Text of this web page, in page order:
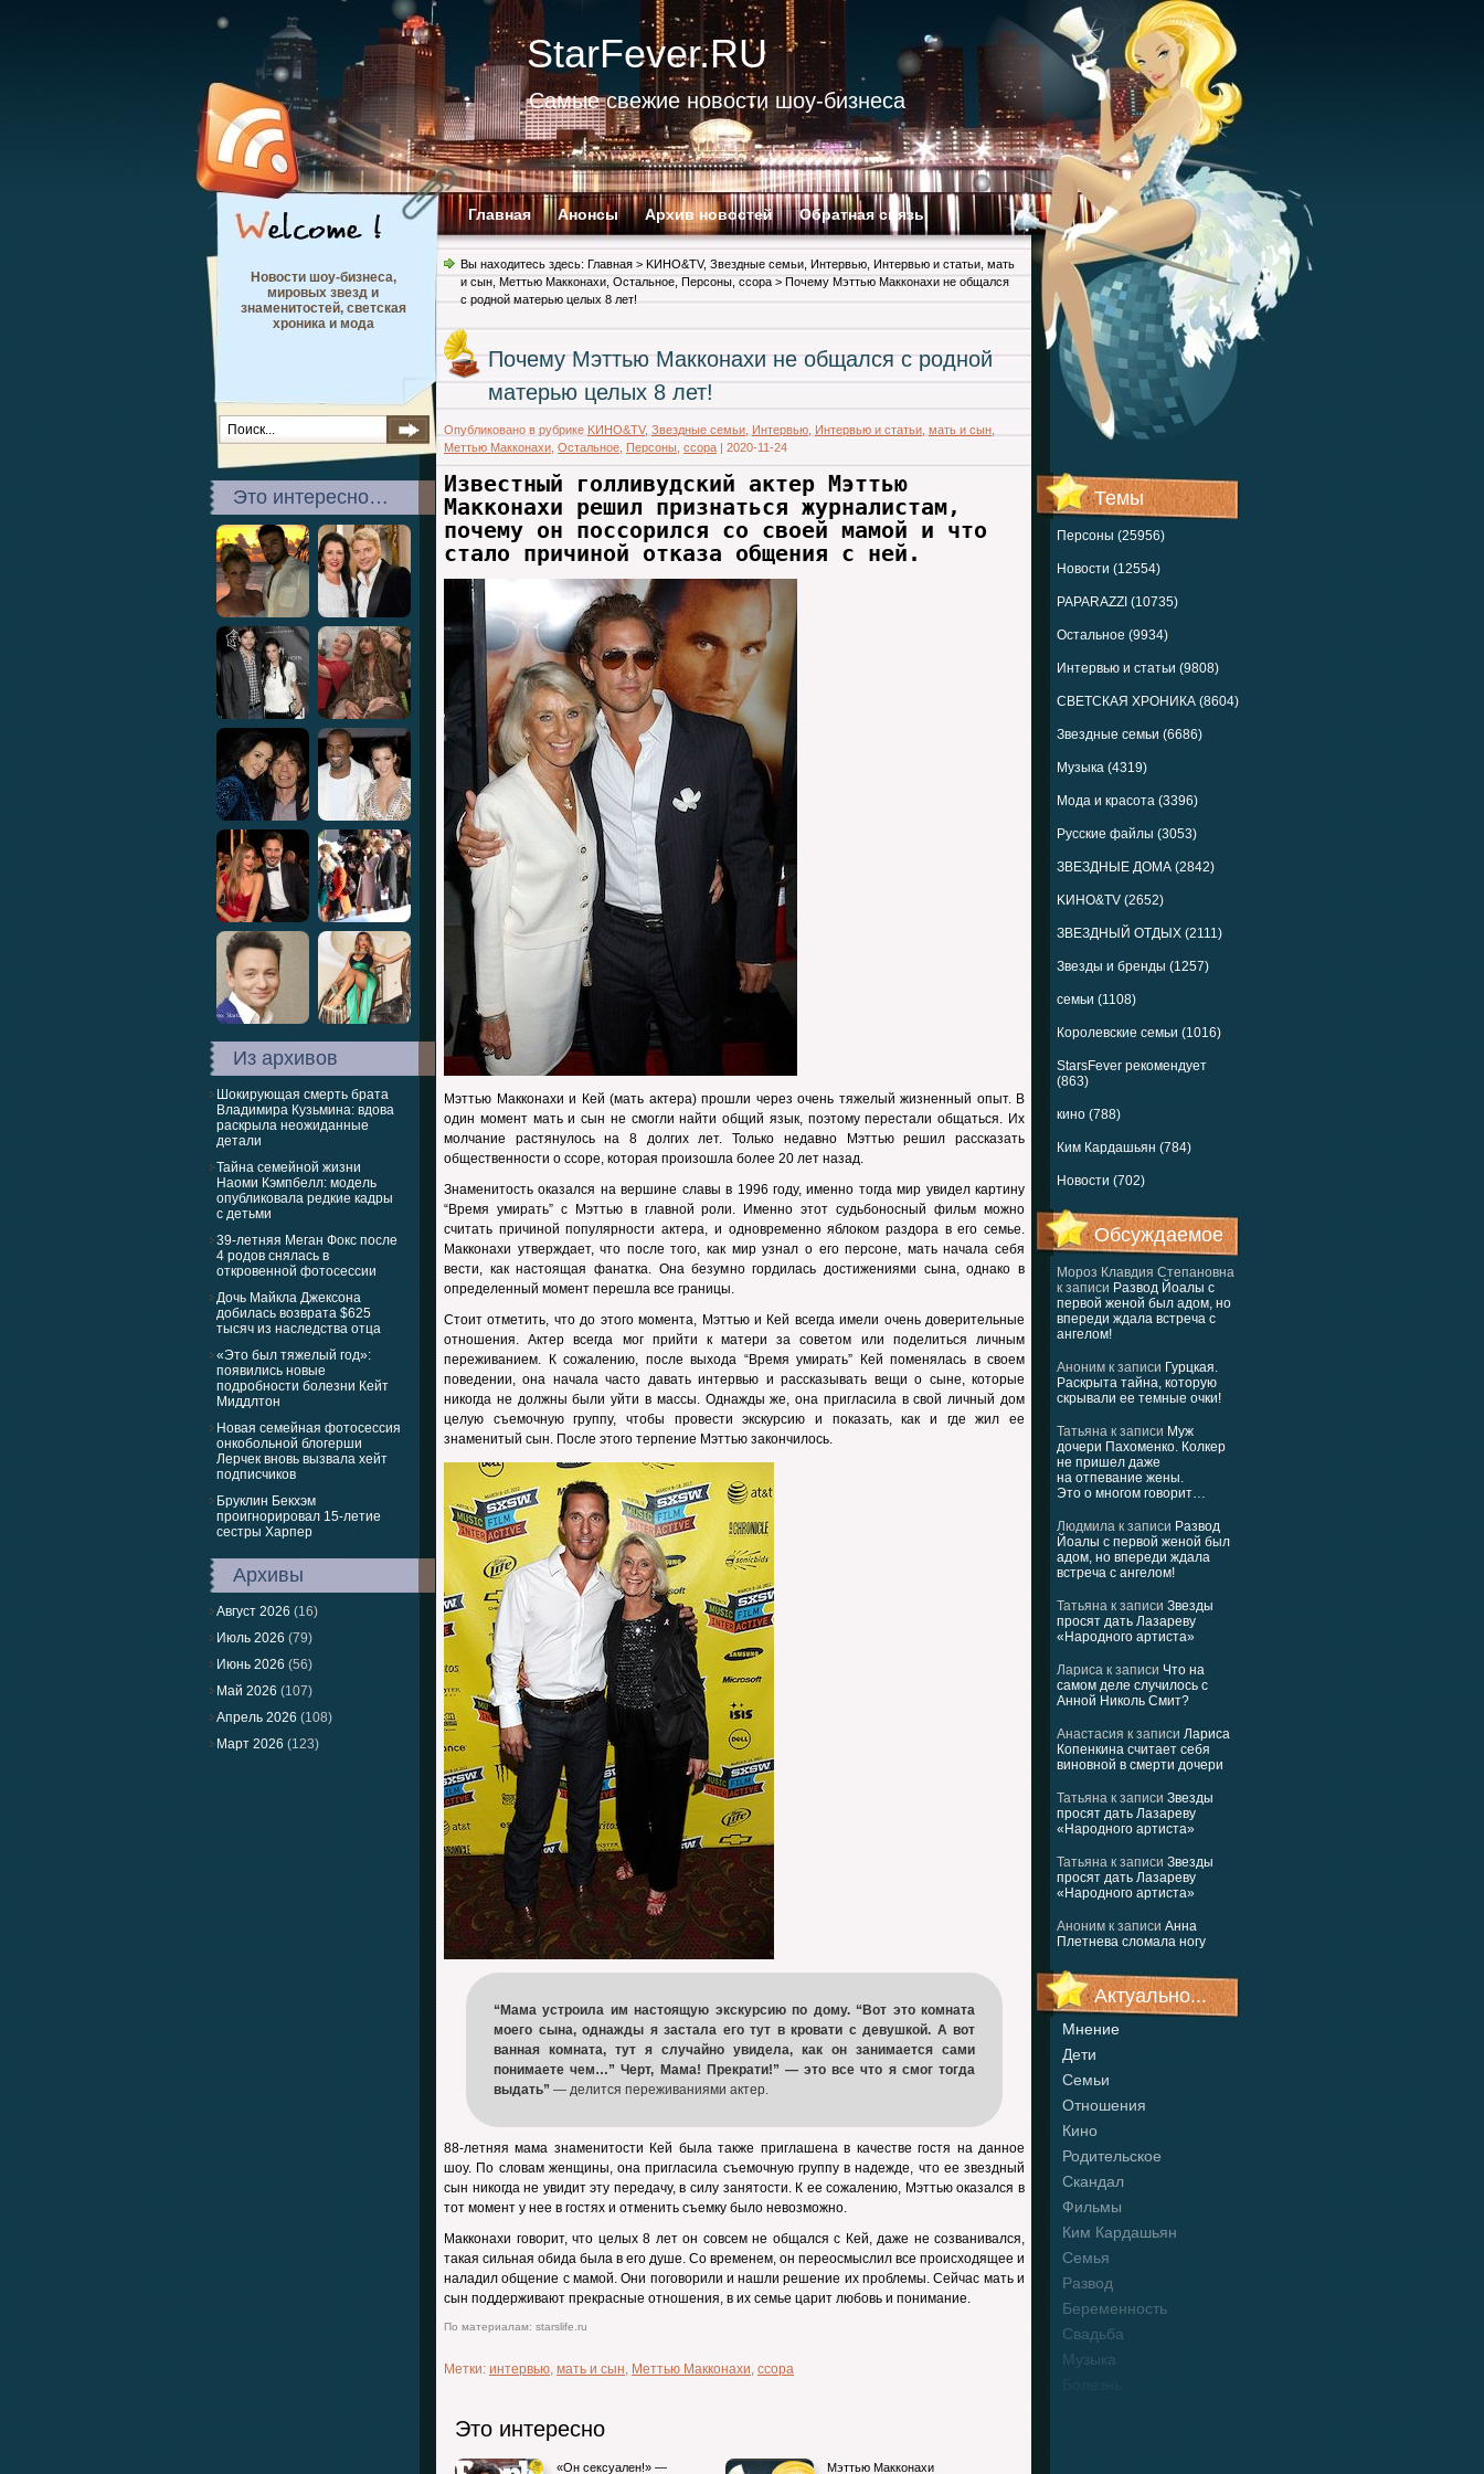
StarFever.RU
Самые свежие новости шоу-бизнеса
Главная Анонсы Архив новостей Обратная связь
Темы
Персоны (25956)
Новости (12554)
PAPARAZZI (10735)
Остальное (9934)
Интервью и статьи (9808)
СВЕТСКАЯ ХРОНИКА (8604)
Звездные семьи (6686)
Музыка (4319)
Мода и красота (3396)
Русские файлы (3053)
ЗВЕЗДНЫЕ ДОМА (2842)
KИНО&TV (2652)
ЗВЕЗДНЫЙ ОТДЫХ (2111)
Звезды и бренды (1257)
семьи (1108)
Королевские семьи (1016)
StarsFever рекомендует
(863)
кино (788)
Ким Кардашьян (784)
Новости (702)
Обсуждаемое
Мороз Клавдия Степановна
к записи Развод Йоалы с
первой женой был адом, но
впереди ждала встреча с
ангелом!
Аноним к записи Гурцкая.
Раскрыта тайна, которую
скрывали ее темные очки!
Татьяна к записи Муж
дочери Пахоменко. Колкер
не пришел даже
на отпевание жены.
Это о многом говорит…
Людмила к записи Развод
Йоалы с первой женой был
адом, но впереди ждала
встреча с ангелом!
Татьяна к записи Звезды
просят дать Лазареву
«Народного артиста»
Лариса к записи Что на
самом деле случилось с
Анной Николь Смит?
Анастасия к записи Лариса
Копенкина считает себя
виновной в смерти дочери
Татьяна к записи Звезды
просят дать Лазареву
«Народного артиста»
Татьяна к записи Звезды
просят дать Лазареву
«Народного артиста»
Аноним к записи Анна
Плетнева сломала ногу
Актуально...
Мнение
Дети
Семьи
Отношения
Кино
Родительское
Скандал
Фильмы
Ким Кардашьян
Семья
Развод
Беременность
Свадьба
Музыка
Новости шоу-бизнеса,
мировых звезд и
знаменитостей, светская
хроника и мода
Это интересно…
Из архивов
Шокирующая смерть брата
Владимира Кузьмина: вдова
раскрыла неожиданные
детали
Тайна семейной жизни
Наоми Кэмпбелл: модель
опубликовала редкие кадры
с детьми
39-летняя Меган Фокс после
4 родов снялась в
откровенной фотосессии
Дочь Майкла Джексона
добилась возврата $625
тысяч из наследства отца
«Это был тяжелый год»:
появились новые
подробности болезни Кейт
Миддлтон
Новая семейная фотосессия
онкобольной блогерши
Лерчек вновь вызвала хейт
подписчиков
Бруклин Бекхэм
проигнорировал 15-летие
сестры Харпер
Архивы
Август 2026 (16)
Июль 2026 (79)
Июнь 2026 (56)
Май 2026 (107)
Апрель 2026 (108)
Март 2026 (123)
Вы находитесь здесь: Главная > KИНО&TV, Звездные семьи Интервью Интервью и статьи мать
и сын Меттью Макконахи Остальное Персоны ссора > Почему Мэттью Макконахи не общался
с родной матерью целых 8 лет!
Почему Мэттью Макконахи не общался с родной
матерью целых 8 лет!
Опубликовано в рубрике KИНО&TV, Звездные семьи Интервью Интервью и статьи мать и сын
Меттью Макконахи Остальное Персоны ссора | 2020-11-24
Известный голливудский актер Мэттью
Макконахи решил признаться журналистам,
почему он поссорился со своей мамой и что
стало причиной отказа общения с ней.
Мэттью Макконахи и Кей (мать актера) прошли через очень тяжелый жизненный опыт. В
один момент мать и сын не смогли найти общий язык, поэтому перестали общаться. Их
молчание растянулось на 8 долгих лет. Только недавно Мэттью решил рассказать
общественности о ссоре, которая произошла более 20 лет назад.
Знаменитость оказался на вершине славы в 1996 году, именно тогда мир увидел картину
“Время умирать” с Мэттью в главной роли. Именно этот судьбоносный фильм можно
считать причиной популярности актера, и одновременно яблоком раздора в его семье.
Макконахи утверждает, что после того, как мир узнал о его персоне, мать начала себя
вести, как настоящая фанатка. Она безумно гордилась достижениями сына, однако в
определенный момент перешла все границы.
Стоит отметить, что до этого момента, Мэттью и Кей всегда имели очень доверительные
отношения. Актер всегда мог прийти к матери за советом или поделиться личным
переживанием. К сожалению, после выхода “Время умирать” Кей поменялась в своем
поведении, она начала часто давать интервью и рассказывать вещи о сыне, которые
никогда не должны были уйти в массы. Однажды же, она пригласила в свой личный дом
целую съемочную группу, чтобы провести экскурсию и показать, как и где жил ее
знаменитый сын. После этого терпение Мэттью закончилось.
“Мама устроила им настоящую экскурсию по дому. “Вот это комната
моего сына, однажды я застала его тут в кровати с девушкой. А вот
ванная комната, тут я случайно увидела, как он занимается сами
понимаете чем…” Черт, Мама! Прекрати!” — это все что я смог тогда
выдать” — делится переживаниями актер.
88-летняя мама знаменитости Кей была также приглашена в качестве гостя на данное
шоу. По словам женщины, она пригласила съемочную группу в надежде, что ее звездный
сын никогда не увидит эту передачу, в силу занятости. К ее сожалению, Мэттью оказался в
тот момент у нее в гостях и отменить съемку было невозможно.
Макконахи говорит, что целых 8 лет он совсем не общался с Кей, даже не созванивался,
такая сильная обида была в его душе. Со временем, он переосмыслил все происходящее и
наладил общение с мамой. Они поговорили и нашли решение их проблемы. Сейчас мать и
сын поддерживают прекрасные отношения, в их семье царит любовь и понимание.
По материалам: starslife.ru
Метки: интервью, мать и сын, Меттью Макконахи, ссора
Это интересно
«Он сексуален!» — Мэттью Макконахи